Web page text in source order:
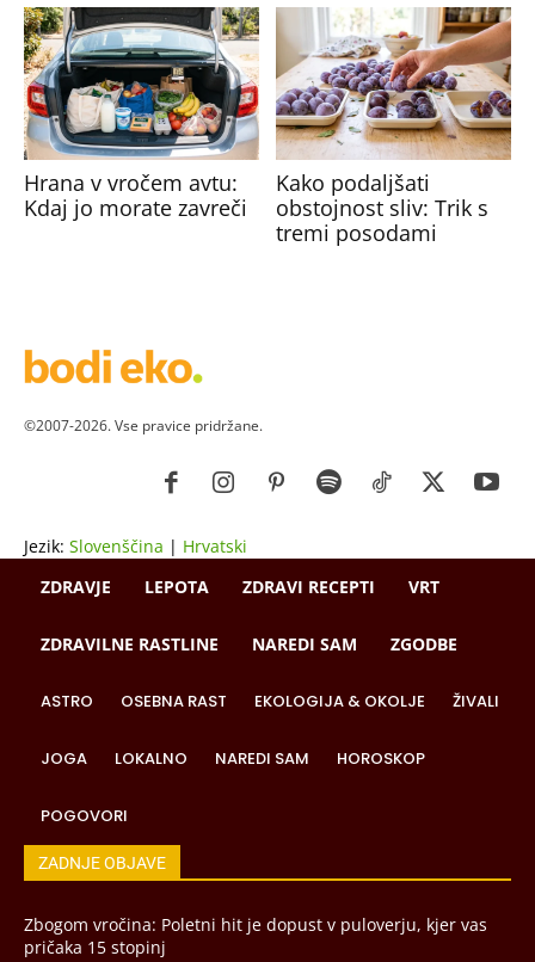
Hrana v vročem avtu:
Kdaj jo morate zavreči
Kako podaljšati
obstojnost sliv: Trik s
tremi posodami
©2007-2026. Vse pravice pridržane.
Jezik: Slovenščina | Hrvatski
ZDRAVJE
LEPOTA ZDRAVI RECEPTI VRT
ZDRAVILNE RASTLINE NAREDI SAM ZGODBE
ASTRO OSEBNA RAST EKOLOGIJA & OKOLJE ŽIVALI
JOGA LOKALNO NAREDI SAM HOROSKOP
POGOVORI
ZADNJE OBJAVE
Zbogom vročina: Poletni hit je dopust v puloverju, kjer vas
pričaka 15 stopinj